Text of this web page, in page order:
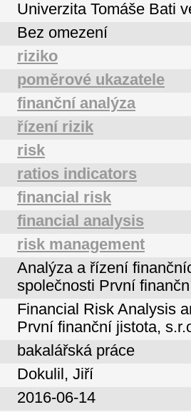
Univerzita Tomáše Bati
Bez omezení
riziko
poměrové ukazatele
finanční analýza
řízení rizik
risk
ratios indicators
financial risk
financial analysis
risk management
Analýza a řízení
společnosti První
Financial Risk Analysis
První finanční jistota,
bakalářská práce
Dokulil, Jiří
2016-06-14